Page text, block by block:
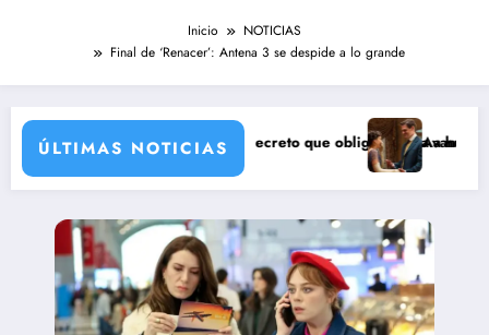
Inicio
NOTICIAS
Final de ‘Renacer’: Antena 3 se despide a lo grande
ÚLTIMAS NOTICIAS
(7 de agosto): el secreto que obliga a Luisa a huir
Avance ‘LA